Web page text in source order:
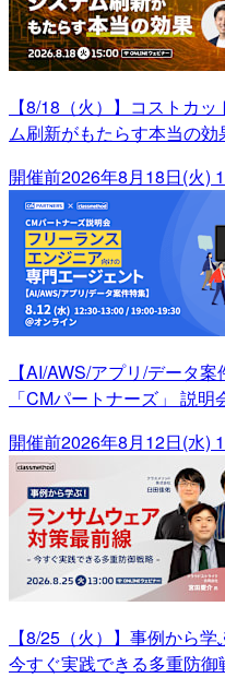
【8/18（火）】コストカ
ム刷新がもたらす本当の効
開催前2026年8月18日(火)
【AI/AWS/アプリ/データ
「CMパートナーズ」 説
開催前2026年8月12日(水)
【8/25（火）】事例から
今すぐ実践できる多重防御